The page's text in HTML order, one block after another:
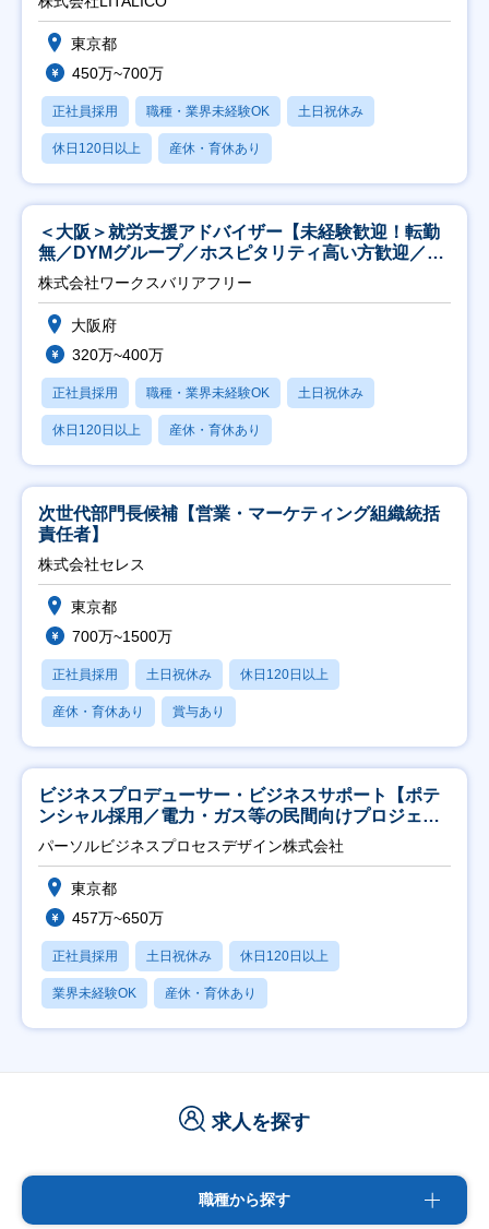
東京都
450万~700万
正社員採用 職種・業界未経験OK 土日祝休み
休日120日以上 産休・育休あり
＜大阪＞就労支援アドバイザー【未経験歓迎！転勤
無／DYMグループ／ホスピタリティ高い方歓迎／土
日祝】
株式会社ワークスバリアフリー
大阪府
320万~400万
正社員採用 職種・業界未経験OK 土日祝休み
休日120日以上 産休・育休あり
次世代部門長候補【営業・マーケティング組織統括
責任者】
株式会社セレス
東京都
700万~1500万
正社員採用 土日祝休み 休日120日以上
産休・育休あり 賞与あり
ビジネスプロデューサー・ビジネスサポート【ポテ
ンシャル採用／電力・ガス等の民間向けプロジェク
ト推進】
パーソルビジネスプロセスデザイン株式会社
東京都
457万~650万
正社員採用 土日祝休み 休日120日以上
業界未経験OK 産休・育休あり
求人を探す
職種から探す